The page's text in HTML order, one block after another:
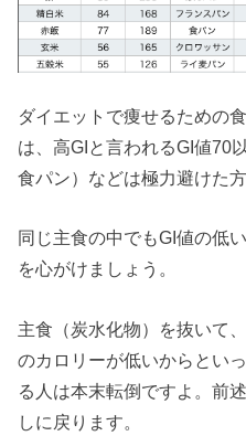
ダイエットで痩せるための
は、高GIと言われるGI値70
食パン）などは極力避けた
同じ主食の中でもGI値の低
を心がけましょう。
主食（炭水化物）を抜いて
のカロリーが低いからとい
る人は本末転倒ですよ。前
しに戻ります。